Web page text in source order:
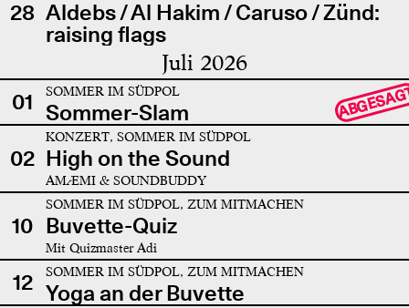
28 Aldebs / Al Hakim / Caruso / Zünd:
raising flags
Juli 2026
01 SOMMER IM SÜDPOL
Sommer-Slam
02
KONZERT, SOMMER IM SÜDPOL
High on the Sound
AMÆMI & SOUNDBUDDY
10
SOMMER IM SÜDPOL, ZUM MITMACHEN
Buvette-Quiz
Mit Quizmaster Adi
12 SOMMER IM SÜDPOL, ZUM MITMACHEN
Yoga an der Buvette